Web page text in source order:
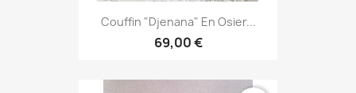
Couffin "Djenana" En Osier...
69,00 €